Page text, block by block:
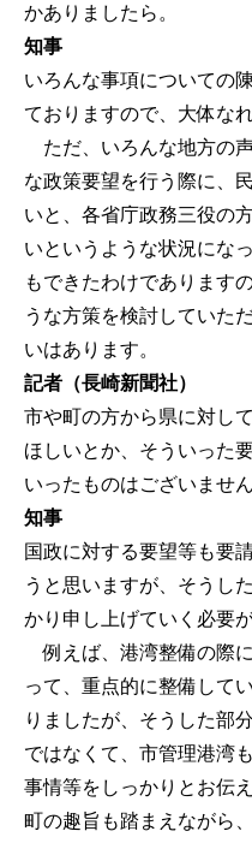
かありましたら。
知事
いろんな事項についての
ておりますので、大体なれ
ただ、いろんな地方の
な政策要望を行う際に、
いと、各省庁政務三役の
いというような状況にな
もできたわけであります
うな方策を検討していた
いはあります。
記者（長崎新聞社）
市や町の方から県に対し
ほしいとか、そういった
いったものはございません
知事
国政に対する要望等も要
うと思いますが、そうし
かり申し上げていく必要
例えば、港湾整備の際
って、重点的に整備して
りましたが、そうした部
ではなくて、市管理港湾
事情等をしっかりとお伝
町の趣旨も踏まえながら